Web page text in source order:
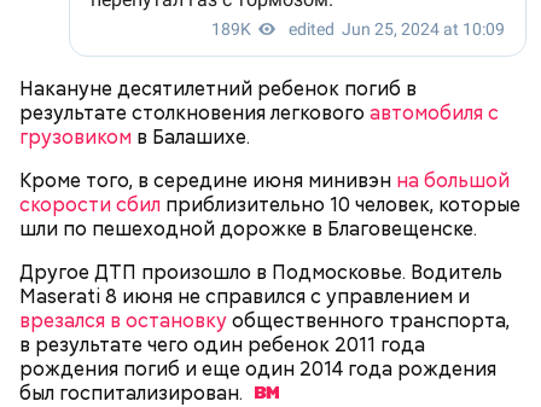
Накануне десятилетний ребенок погиб в
результате столкновения легкового автомобиля с
грузовиком в Балашихе.
Кроме того, в середине июня минивэн на большой
скорости сбил приблизительно 10 человек, которые
шли по пешеходной дорожке в Благовещенске.
Другое ДТП произошло в Подмосковье. Водитель
Maserati 8 июня не справился с управлением и
врезался в остановкуобщественного транспорта,
в результате чего один ребенок 2011 года
рождения погиб и еще один 2014 года рождения
был госпитализирован.
Стражи порядка отправились в село Чанко, где
может скрываться вероятный злоумышленник.
Параллельно с этим в Махачкале объявлен план
«Перехват». Въезд и выезд в город перекрыты.
Помимо этого, полицейские патрулируют улицы,
железнодорожный вокзал и аэропорт.
Примечательно и то, что 12 детей, которые
находились на иждивении у подозреваемой,
имеют инвалидность.